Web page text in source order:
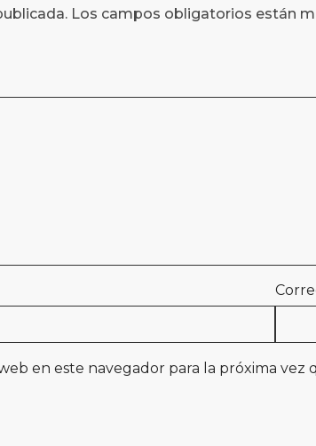
Los campos obligatorios están
en este navegador para la próxima vez